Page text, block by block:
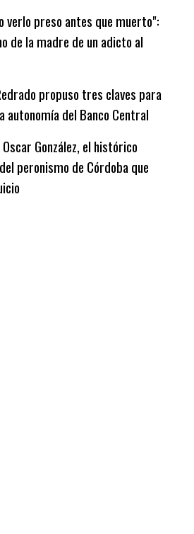
verlo preso antes que muerto":
de la madre de un adicto al
propuso tres claves para
autonomía del Banco Central
Oscar González, el histórico
peronismo de Córdoba que